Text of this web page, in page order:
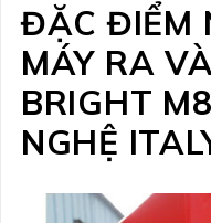
ĐẶC ĐIỂM
MÁY RA
BRIGHT
NGHỆ